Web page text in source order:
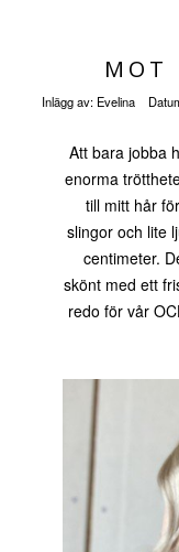
MOT
Inlägg av: Evelina
Att bara jobba
enorma
till mitt hår
slingor och lite
centimeter.
skönt med ett
redo för vår